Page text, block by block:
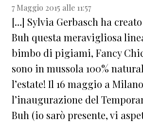
7 Maggio 2015 alle 11:57
[…] Sylvia Gerbasch ha
Buh questa meravigliosa
bimbo di pigiami, Fancy
sono in mussola 100%
l’estate! Il 16 maggio a
l’inaugurazione del
Buh (io sarò presente, vi